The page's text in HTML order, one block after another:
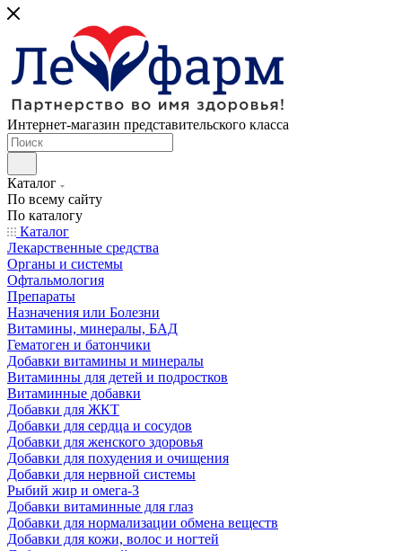
Интернет-магазин представительского класса
Каталог
По всему сайту
По каталогу
Каталог
Лекарственные средства
Органы и системы
Офтальмология
Препараты
Назначения или Болезни
Витамины, минералы, БАД
Гематоген и батончики
Добавки витамины и минералы
Витаминны для детей и подростков
Витаминные добавки
Добавки для ЖКТ
Добавки для сердца и сосудов
Добавки для женского здоровья
Добавки для похудения и очищения
Добавки для нервной системы
Рыбий жир и омега-3
Добавки витаминные для глаз
Добавки для нормализации обмена веществ
Добавки для кожи, волос и ногтей